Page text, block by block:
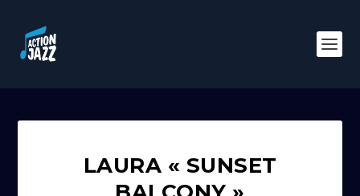
LAURA « SUNSET